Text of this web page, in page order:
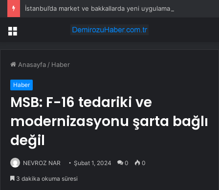
Menü
Anasayfa / Haber
Haber
MSB: F-16 tedariki ve
modernizasyonu şarta bağlı
değil
NEVROZ NAR Şubat 1, 2024 0 0
3 dakika okuma süresi